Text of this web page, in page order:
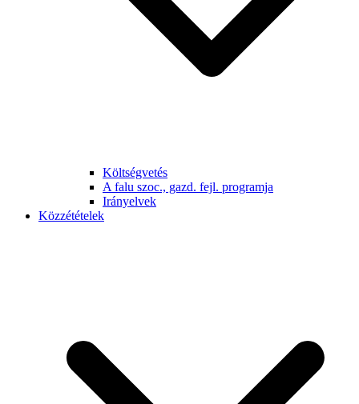
Költségvetés
A falu szoc., gazd. fejl. programja
Irányelvek
Közzétételek